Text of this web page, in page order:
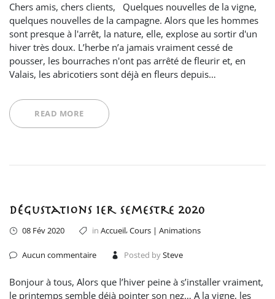
Chers amis, chers clients, Quelques nouvelles de la vigne,
quelques nouvelles de la campagne. Alors que les hommes
sont presque à l'arrêt, la nature, elle, explose au sortir d'un
hiver très doux. L’herbe n’a jamais vraiment cessé de
pousser, les bourraches n'ont pas arrêté de fleurir et, en
Valais, les abricotiers sont déjà en fleurs depuis…
READ MORE
Dégustations 1er semestre 2020
08 Fév 2020 in Accueil,Cours | Animations
Aucun commentaire Posted bySteve
Bonjour à tous, Alors que l’hiver peine à s’installer vraiment,
le printemps semble déjà pointer son nez… A la vigne, les